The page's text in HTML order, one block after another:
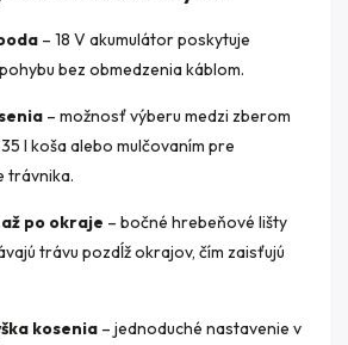
– 18 V akumulátor poskytuje
bez obmedzenia káblom.
– možnosť výberu medzi zberom
l koša alebo mulčovaním pre
trávnika.
po okraje – bočné hrebeňové lišty
trávu pozdĺž okrajov, čím zaisťujú
kosenia – jednoduché nastavenie v